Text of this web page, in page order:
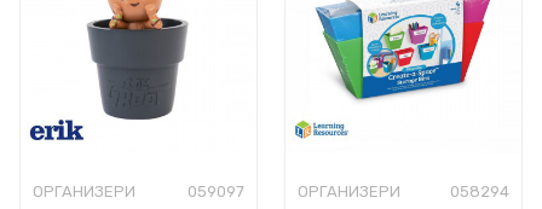
ОРГАНИЗЕРИ 059097 ОРГАНИЗЕРИ 058294